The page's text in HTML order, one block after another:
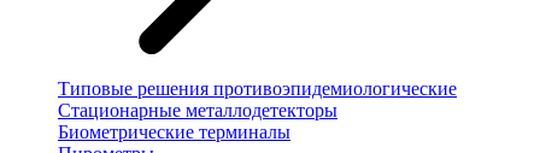
Типовые решения противоэпидемиологические
Стационарные металлодетекторы
Биометрические терминалы